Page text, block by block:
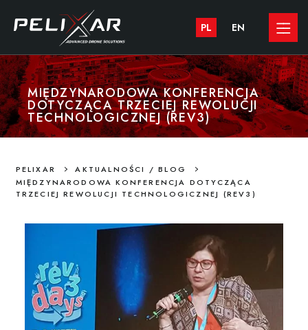
PL EN
MIĘDZYNARODOWA KONFERENCJA
DOTYCZĄCA TRZECIEJ REWOLUCJI
TECHNOLOGICZNEJ (REV3)
PELIXAR > AKTUALNOŚCI / BLOG >
MIĘDZYNARODOWA KONFERENCJA DOTYCZĄCA
TRZECIEJ REWOLUCJI TECHNOLOGICZNEJ (REV3)